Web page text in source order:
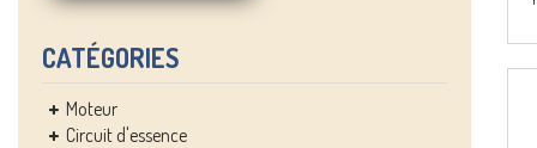
CATÉGORIES
Moteur
Circuit d'essence